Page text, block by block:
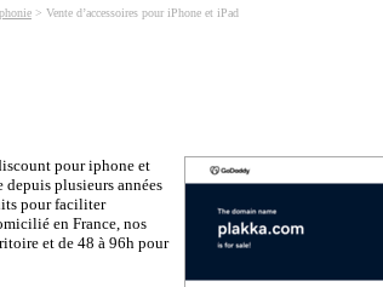
> Vente d’accessoires pour iPhone et iPad
pour iphone et
plusieurs années
pour faciliter
en France, nos
et de 48 à 96h pour